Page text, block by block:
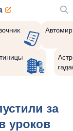
Автомир
за
уроков